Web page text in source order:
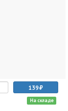
139
На складе